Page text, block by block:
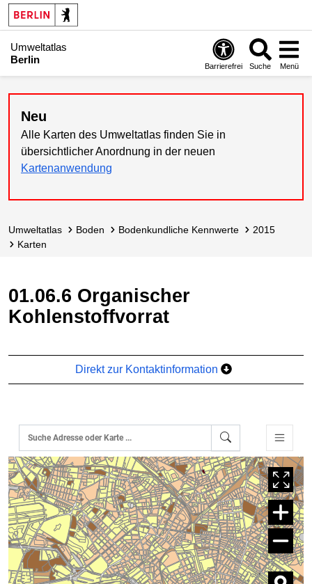
Umweltatlas
Berlin
Barrierefrei Suche Menü
Neu
Alle Karten des Umweltatlas finden Sie in
übersichtlicher Anordnung in der neuen
Kartenanwendung
Umweltatlas Boden Bodenkundliche Kennwerte
2015
Karten
01.06.6 Organischer
Kohlenstoffvorrat
Direkt zur Kontaktinformation